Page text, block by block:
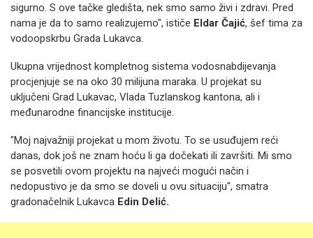
sigurno. S ove tačke gledišta, nek smo samo živi i zdravi. Pred
nama je da to samo realizujemo", ističe Eldar Čajić, šef tima za
vodoopskrbu Grada Lukavca.
Ukupna vrijednost kompletnog sistema vodosnabdijevanja
procjenjuje se na oko 30 milijuna maraka. U projekat su
uključeni Grad Lukavac, Vlada Tuzlanskog kantona, ali i
međunarodne financijske institucije.
"Moj najvažniji projekat u mom životu. To se usuđujem reći
danas, dok još ne znam hoću li ga dočekati ili završiti. Mi smo
se posvetili ovom projektu na najveći mogući način i
nedopustivo je da smo se doveli u ovu situaciju", smatra
gradonačelnik Lukavca Edin Delić.